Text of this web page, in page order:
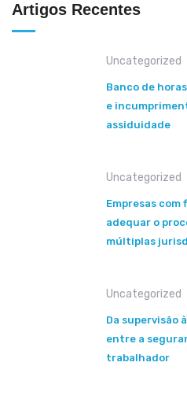
Artigos Recentes
Uncategorized
Banco de
e
assiduidade
Uncategorized
Empresas
adequar o
múltiplas
Uncategorized
Da supervisão
entre a
trabalhador